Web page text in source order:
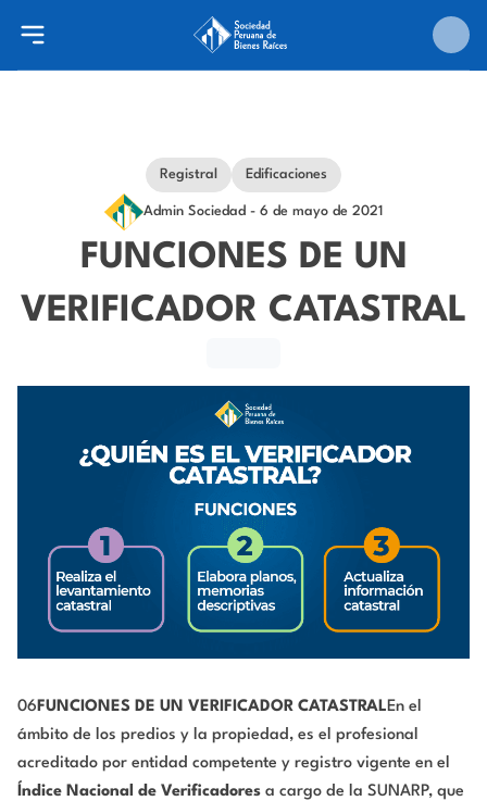
Registral Edificaciones
Admin Sociedad - 6 de mayo de 2021
FUNCIONES DE UN
VERIFICADOR CATASTRAL
06 FUNCIONES DE UN VERIFICADOR CATASTRAL En el
ámbito de los predios y la propiedad, es el profesional
acreditado por entidad competente y registro vigente en el
Índice Nacional de Verificadores a cargo de la SUNARP, que